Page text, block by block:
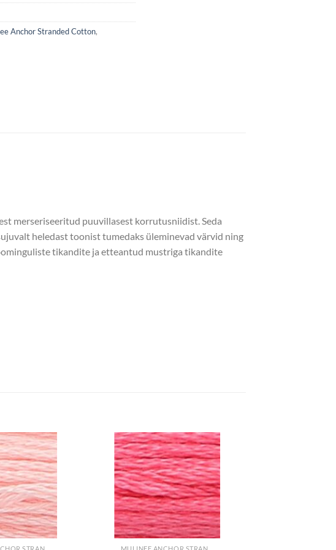
Anchor Stranded Cotton,
merseriseeritud puuvillasest korrutusniidist. Seda
heledast toonist tumedaks üleminevad värvid ning
tikandite ja etteantud mustriga tikandite
+